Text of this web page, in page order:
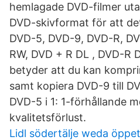
hemlagade DVD-filmer
DVD-skivformat för att
DVD-5, DVD-9, DVD-R,
RW, DVD + R DL , DVD-R
betyder att du kan
samt kopiera DVD-9 till
DVD-5 i 1: 1-förhållande
kvalitetsförlust.
Lidl södertälje weda